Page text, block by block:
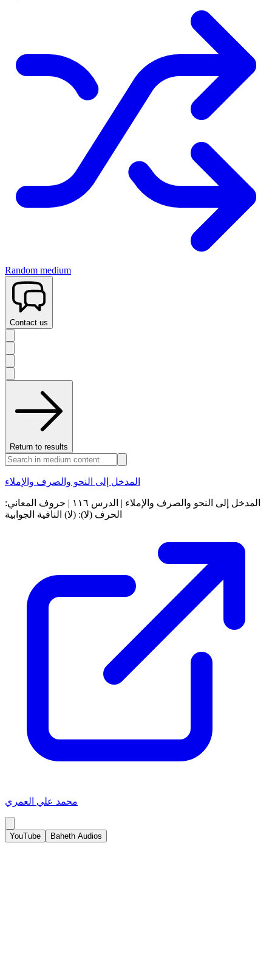
Random medium
Contact us
Return to results
المدخل إلى النحو والصرف والإملاء
المدخل إلى النحو والصرف والإملاء | الدرس ١١٦ | حروف المعاني:
الحرف (لا): (لا) النافية الجوابية
محمد علي العمري
YouTube Baheth Audios